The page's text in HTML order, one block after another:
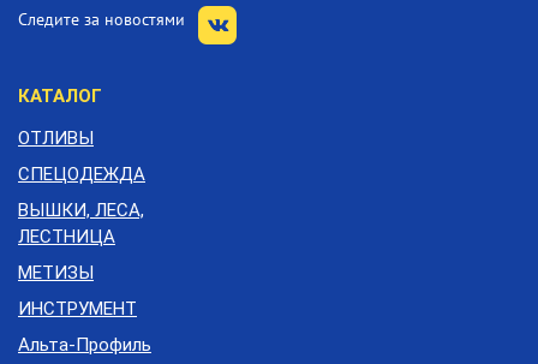
Следите за новостями
КАТАЛОГ
ОТЛИВЫ
СПЕЦОДЕЖДА
ВЫШКИ, ЛЕСА,
ЛЕСТНИЦА
МЕТИЗЫ
ИНСТРУМЕНТ
Альта-Профиль